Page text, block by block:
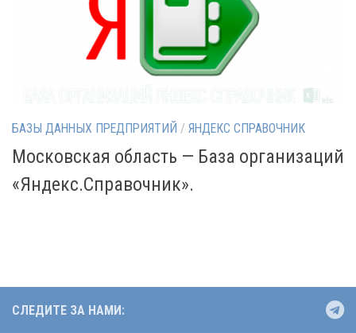
БАЗЫ ДАННЫХ ПРЕДПРИЯТИЙ / ЯНДЕКС СПРАВОЧНИК
Московская область — База организаций
«Яндекс.Справочник».
СЛЕДИТЕ ЗА НАМИ: